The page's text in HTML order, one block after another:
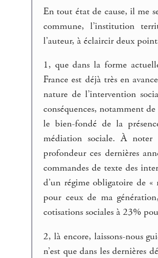
En tout état de cause, il me
commune, l’institution
l’auteur, à éclaircir deux
1, que dans la forme
France est déjà très en
nature de l’intervention
conséquences, notamment
le bien-fondé de la
médiation sociale. À
profondeur ces dernières
commandes de texte des
d’un régime obligatoire de
pour ceux de ma
cotisations sociales à 23%
2, là encore, laissons-nous
n’est que dans les dernières